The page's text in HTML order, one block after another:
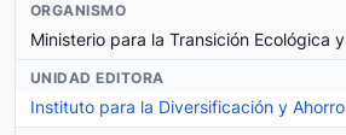
ORGANISMO
Ministerio para la Transición Ecológica
UNIDAD EDITORA
Instituto para la Diversificación y